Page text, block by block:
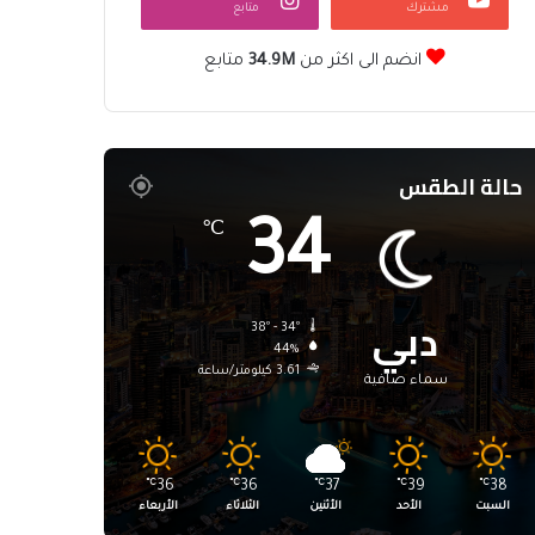
مشترك متابع
انضم الى اكثر من34.9M متابع
حالة الطقس
دبي
سماء صافية
34
℃
44%
3.61 كيلومتر/ساعة
38
℃
السبت
39
℃
الأحد
37
℃
الأثنين
36
℃
الثلاثاء
36
℃
الأربعاء